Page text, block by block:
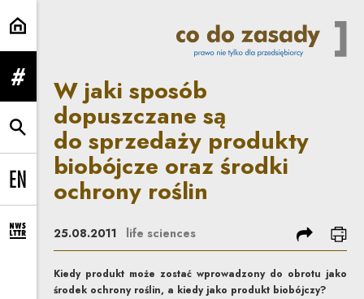
W jaki sposób dopuszczane są
rozwiń menu
rozwiń wyszukiwarkę
Change language to EN
rozwiń formularz zapisu na newsletter
W jaki sposób
dopuszczane są
do sprzedaży produkty
biobójcze oraz środki
ochrony roślin
25.08.2011 life sciences podziel się
Kiedy produkt może zostać wprowadzony do obrotu jako
środek ochrony roślin, a kiedy jako produkt biobójczy?